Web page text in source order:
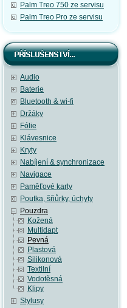
Palm Treo 750 ze servisu
Palm Treo Pro ze servisu
Audio
Baterie
Bluetooth & wi-fi
Držáky
Fólie
Klávesnice
Kryty
Nabíjení & synchronizace
Navigace
Paměťové karty
Poutka, šňůrky, úchyty
Pouzdra
Kožená
Multidapt
Pevná
Plastová
Silikonová
Textilní
Vodotěsná
Klipy
Stylusy